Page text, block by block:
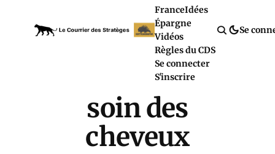
FranceIdées
Épargne
Vidéos
Règles du CDS
Se connecter
S'inscrire
Se
soin des
cheveux